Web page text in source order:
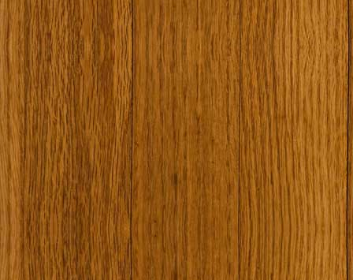
Наши туристически обекти Някой ден… Открит музей
Фото галерия